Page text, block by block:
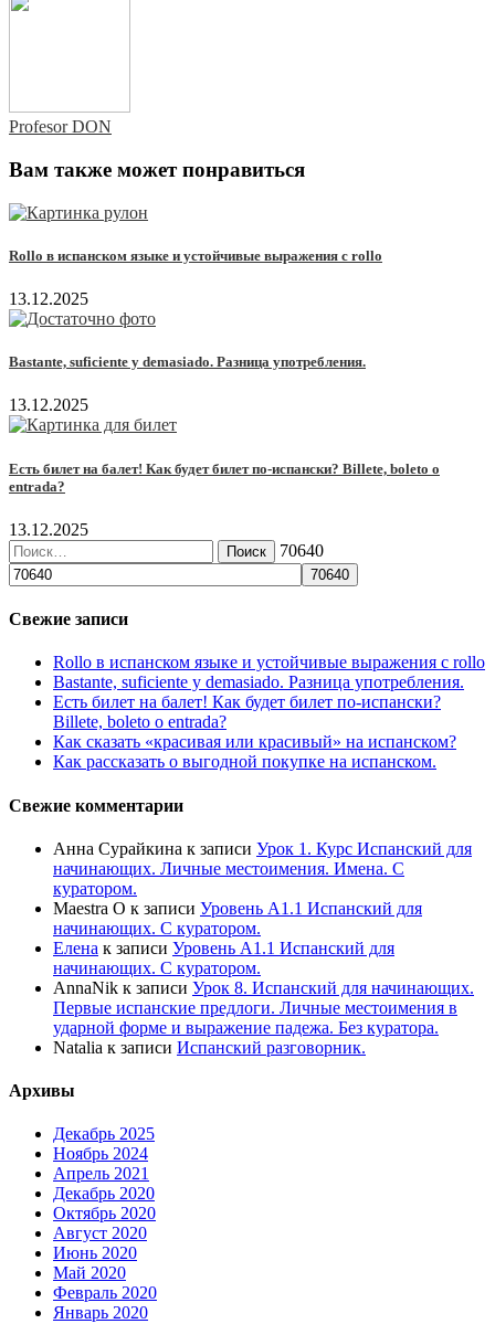
Profesor DON
Вам также может понравиться
Rollo в испанском языке и устойчивые выражения с rollo
13.12.2025
Bastante, suficiente y demasiado. Разница употребления.
13.12.2025
Есть билет на балет! Как будет билет по-испански? Billete, boleto o
entrada?
13.12.2025
70640
Свежие записи
Rollo в испанском языке и устойчивые выражения с rollo
Bastante, suficiente y demasiado. Разница употребления.
Есть билет на балет! Как будет билет по-испански?
Billete, boleto o entrada?
Как сказать «красивая или красивый» на испанском?
Как рассказать о выгодной покупке на испанском.
Свежие комментарии
Анна Сурайкина к записи Урок 1. Курс Испанский для
начинающих. Личные местоимения. Имена. С
куратором.
Maestra O к записи Уровень А1.1 Испанский для
начинающих. С куратором.
Елена к записи Уровень А1.1 Испанский для
начинающих. С куратором.
AnnaNik к записи Урок 8. Испанский для начинающих.
Первые испанские предлоги. Личные местоимения в
ударной форме и выражение падежа. Без куратора.
Natalia к записи Испанский разговорник.
Архивы
Декабрь 2025
Ноябрь 2024
Апрель 2021
Декабрь 2020
Октябрь 2020
Август 2020
Июнь 2020
Май 2020
Февраль 2020
Январь 2020